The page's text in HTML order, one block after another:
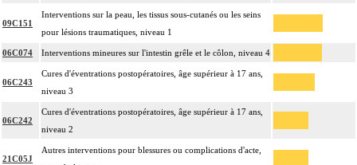
09C151
Interventions sur la peau, les tissus sous-cutanés ou les seins
pour lésions traumatiques, niveau 1
06C074 Interventions mineures sur l'intestin grêle et le côlon, niveau 4
06C243
Cures d'éventrations postopératoires, âge supérieur à 17 ans,
niveau 3
06C242
Cures d'éventrations postopératoires, âge supérieur à 17 ans,
niveau 2
21C05J
Autres interventions pour blessures ou complications d'acte,